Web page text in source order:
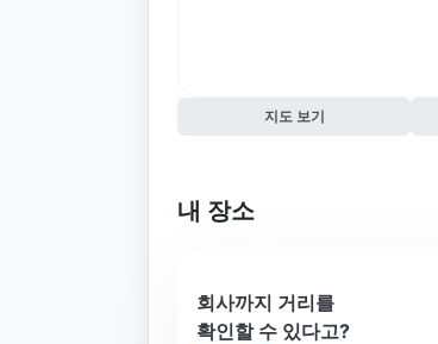
지도 보기
내 장소
회사까지 거리를
확인할 수 있다고?